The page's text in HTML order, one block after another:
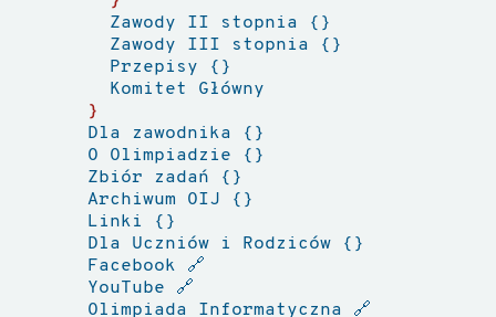
Zawody II stopnia
Zawody III stopnia
Przepisy
Komitet Główny
Dla zawodnika
O Olimpiadzie
Zbiór zadań
Archiwum OIJ
Linki
Dla Uczniów i Rodziców
Facebook 🔗
YouTube 🔗
Olimpiada Informatyczna
🔗